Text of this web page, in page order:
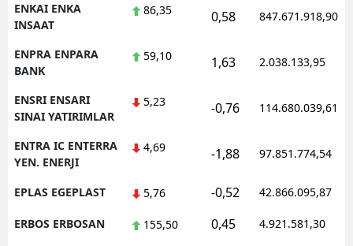
ENKAI ENKA
INSAAT
86,35 0,58 847.671.918,90
ENPRA ENPARA
BANK
59,10 1,63 2.038.133,95
ENSRI ENSARI
SINAI YATIRIMLAR
5,23 -0,76 114.680.039,61
ENTRA IC ENTERRA
YEN. ENERJI
4,69 -1,88 97.851.774,54
EPLAS EGEPLAST 5,76 -0,52 42.866.095,87
ERBOS ERBOSAN 155,50 0,45 4.921.581,30